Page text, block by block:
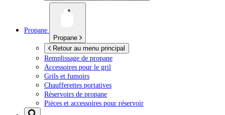
Propane
Propane
Retour au menu principal
Remplissage de propane
Accessoires pour le gril
Grils et fumoirs
Chaufferettes portatives
Réservoirs de propane
Pièces et accessoires pour réservoir